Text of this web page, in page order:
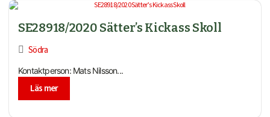
SE28918/2020 Sätter’s Kickass Skoll
Södra
Kontaktperson: Mats Nilsson...
Läs mer